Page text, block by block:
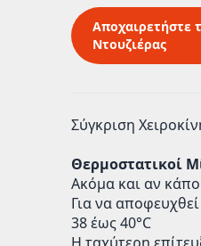
Αποχαιρετήστε
Ντουζιέρας
Σύγκριση
Θερμοστατικοί
Ακόμα και αν
Για να
38 έως 40°C